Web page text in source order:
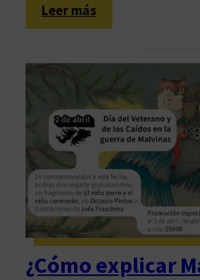
Leer más:
S
i
o
S
c
h
m
u
c
l
¿Cómo explicar